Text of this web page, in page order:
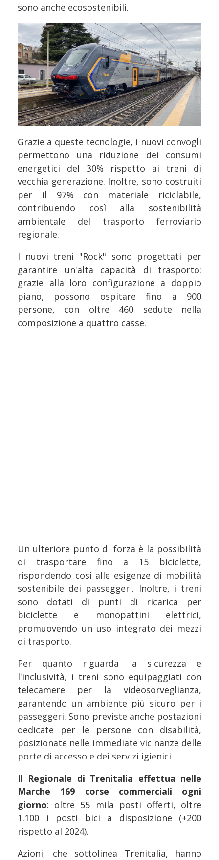
sono anche ecosostenibili.
Grazie a queste tecnologie, i nuovi convogli
permettono una riduzione dei consumi
energetici del 30% rispetto ai treni di
vecchia generazione. Inoltre, sono costruiti
per il 97% con materiale riciclabile,
contribuendo così alla sostenibilità
ambientale del trasporto ferroviario
regionale.
I nuovi treni "Rock" sono progettati per
garantire un'alta capacità di trasporto:
grazie alla loro configurazione a doppio
piano, possono ospitare fino a 900
persone, con oltre 460 sedute nella
composizione a quattro casse.
Un ulteriore punto di forza è la possibilità
di trasportare fino a 15 biciclette,
rispondendo così alle esigenze di mobilità
sostenibile dei passeggeri. Inoltre, i treni
sono dotati di punti di ricarica per
biciclette e monopattini elettrici,
promuovendo un uso integrato dei mezzi
di trasporto.
Per quanto riguarda la sicurezza e
l'inclusività, i treni sono equipaggiati con
telecamere per la videosorveglianza,
garantendo un ambiente più sicuro per i
passeggeri. Sono previste anche postazioni
dedicate per le persone con disabilità,
posizionate nelle immediate vicinanze delle
porte di accesso e dei servizi igienici.
Il Regionale di Trenitalia effettua nelle
Marche 169 corse commerciali ogni
giorno: oltre 55 mila posti offerti, oltre
1.100 i posti bici a disposizione (+200
rispetto al 2024).
Azioni, che sottolinea Trenitalia, hanno